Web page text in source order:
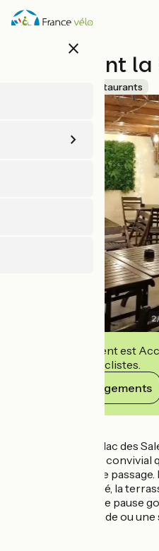
Aller
au
close
Restaurant
Restaurants
2/
Cet établissement est
accueillir des cyclistes.
Voir ses engagements
Située au bord du lac des
Cahute est un lieu
que les visiteurs de
naturel et ombragé, la
le lac et invite à une pause
baignade, une balade ou